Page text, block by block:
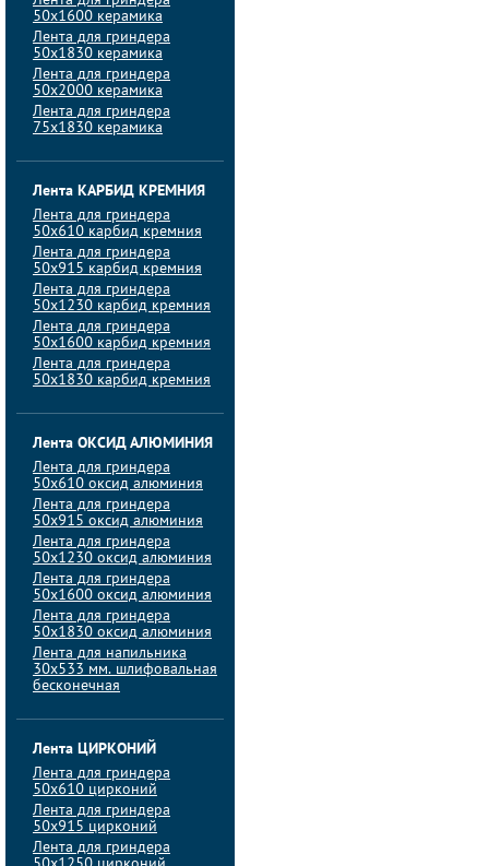
50х1600 керамика
Лента для гриндера
50х1830 керамика
Лента для гриндера
50х2000 керамика
Лента для гриндера
75х1830 керамика
Лента КАРБИД КРЕМНИЯ
Лента для гриндера
50х610 карбид кремния
Лента для гриндера
50х915 карбид кремния
Лента для гриндера
50х1230 карбид кремния
Лента для гриндера
50х1600 карбид кремния
Лента для гриндера
50х1830 карбид кремния
Лента ОКСИД АЛЮМИНИЯ
Лента для гриндера
50х610 оксид алюминия
Лента для гриндера
50х915 оксид алюминия
Лента для гриндера
50х1230 оксид алюминия
Лента для гриндера
50х1600 оксид алюминия
Лента для гриндера
50х1830 оксид алюминия
Лента для напильника
30х533 мм. шлифовальная
бесконечная
Лента ЦИРКОНИЙ
Лента для гриндера
50х610 цирконий
Лента для гриндера
50х915 цирконий
Лента для гриндера